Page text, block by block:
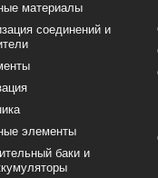
материалы
соединений и
элементы
баки и